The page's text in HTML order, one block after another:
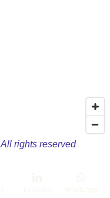
All rights reserved